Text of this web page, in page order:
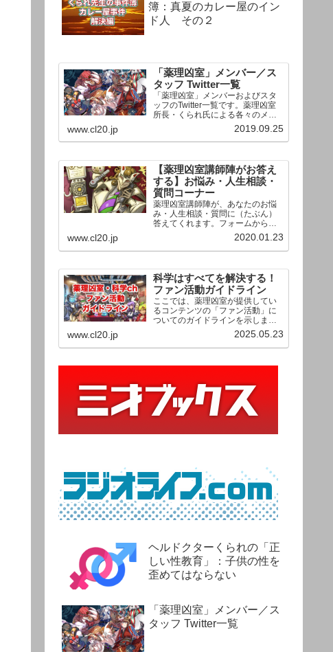
簿：真夏のカレー屋のイン
ド人 その２
「薬理凶室」メンバー／ス
タッフ Twitter一覧
「薬理凶室」メンバーおよびスタ
ッフのTwitter一覧です。薬理凶室
所長・くられ氏による各々のメン
バーの一言紹介付き。Twitterへの
リンクの下にあるフォローボタン
を押すとそのままフォローできま
www.cl20.jp 2019.09.25
【薬理凶室講師陣がお答え
する】お悩み・人生相談・
質問コーナー
薬理凶室講師陣が、あなたのお悩
み・人生相談・質問に（たぶん）
答えてくれます。フォームからお
送りいただいた相談は、順次、動
画として公開される予定（時期未
定）！ どうぞお気軽にご質問く
www.cl20.jp 2020.01.23
科学はすべてを解決する！
ファン活動ガイドライン
ここでは、薬理凶室が提供してい
るコンテンツの「ファン活動」に
ついてのガイドラインを示しま
す。ご利用の場合は当ガイドライ
ンを遵守して頂けますよう、よろ
しくお願い申し上げます。
www.cl20.jp 2025.05.23
ヘルドクターくられの「正
しい性教育」：子供の性を
歪めてはならない
「薬理凶室」メンバー／ス
タッフ Twitter一覧